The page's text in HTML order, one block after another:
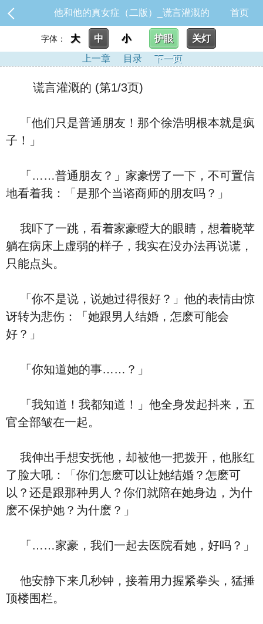
他和他的真女症（二版）_谎言灌溉的 首页
字体： 大 中 小 护眼
关灯
上一章
目录 下一页
谎言灌溉的 (第1/3页)
「他们只是普通朋友！那个徐浩明根本就是疯
子！」
「……普通朋友？」家豪愣了一下，不可置信
地看着我：「是那个当谘商师的朋友吗？」
我吓了一跳，看着家豪瞪大的眼睛，想着晓苹
躺在病床上虚弱的样子，我实在没办法再说谎，
只能点头。
「你不是说，说她过得很好？」他的表情由惊
讶转为悲伤：「她跟男人结婚，怎麽可能会
好？」
「你知道她的事……？」
「我知道！我都知道！」他全身发起抖来，五
官全部皱在一起。
我伸出手想安抚他，却被他一把拨开，他胀红
了脸大吼：「你们怎麽可以让她结婚？怎麽可
以？还是跟那种男人？你们就陪在她身边，为什
麽不保护她？为什麽？」
「……家豪，我们一起去医院看她，好吗？」
他安静下来几秒钟，接着用力握紧拳头，猛捶
顶楼围栏。